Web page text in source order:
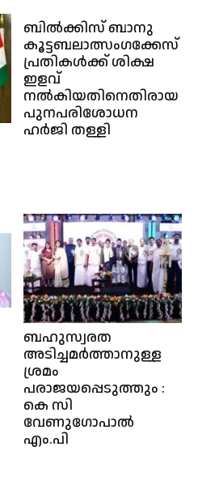
ബില്‍ക്കിസ് ബാനു
കൂട്ടബലാത്സംഗക്കേസ്
പ്രതികള്‍ക്ക് ശിക്ഷ
ഇളവ്
നല്‍കിയതിനെതിരായ
പുനപരിശോധന
ഹർജി തള്ളി
ബഹുസ്വരത
അടിച്ചമർത്താനുള്ള
ശ്രമം
പരാജയപ്പെടുത്തും :
കെ സി
വേണുഗോപാൽ
എം.പി